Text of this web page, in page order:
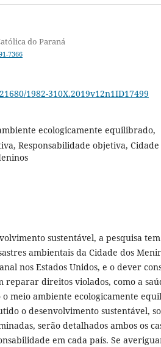
do Paraná
7366
1982-310X.2019v12n1ID17499
ecologicamente equilibrado,
Responsabilidade objetiva, Cidade
sustentável, a pesquisa
ambientais da Cidade dos
nos Estados Unidos, e o dever
reparar direitos violados, como a
o meio ambiente ecologicamente
o desenvolvimento sustentável,
serão detalhados ambos os
em cada país. Se